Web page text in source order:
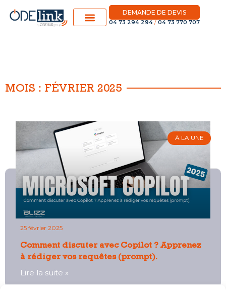
DEMANDE DE DEVIS
04 73 294 294/ 04 73 770 707
MOIS : FÉVRIER 2025
À LA UNE
Comment discuter avec Copilot ? Apprenez
à rédiger vos requêtes (prompt).​
Lire la suite »
25 février 2025